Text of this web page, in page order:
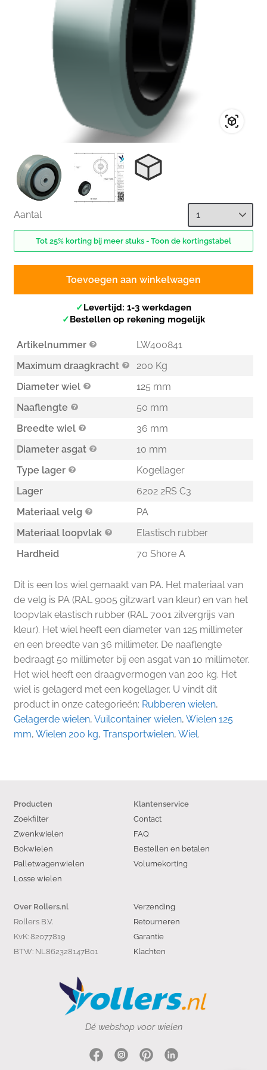
Dit is een los wiel gemaakt van PA. Het materiaal van
de velg is PA (RAL 9005 gitzwart van kleur) en van het
loopvlak elastisch rubber (RAL 7001 zilvergrijs van
kleur). Het wiel heeft een diameter van 125 millimeter
en een breedte van 36 millimeter. De naaflengte
bedraagt 50 millimeter bij een asgat van 10 millimeter.
Het wiel heeft een draagvermogen van 200 kg. Het
wiel is gelagerd met een kogellager. U vindt dit
product in onze categorieën: Rubberen wielen,
Gelagerde wielen, Vuilcontainer wielen, Wielen 125
mm, Wielen 200 kg, Transportwielen, Wiel.
Aantal
Tot 25% korting bij meer stuks - Toon de kortingstabel
Toevoegen aan winkelwagen
✓Levertijd: 1-3 werkdagen
✓Bestellen op rekening mogelijk
Artikelnummer
LW400841
Maximum draagkracht
200 Kg
Diameter wiel
125 mm
Naaflengte
50 mm
Breedte wiel
36 mm
Diameter asgat
10 mm
Type lager
Kogellager
Lager
6202 2RS C3
Materiaal velg
PA
Materiaal loopvlak
Elastisch rubber
Hardheid
70 Shore A
Producten
Zoekfilter
Zwenkwielen
Bokwielen
Palletwagenwielen
Losse wielen
Klantenservice
Contact
FAQ
Bestellen en betalen
Volumekorting
Verzending
Retourneren
Garantie
Klachten
Over Rollers.nl
Rollers B.V.
KvK: 82077819
BTW: NL862328147B01
Dé webshop voor wielen